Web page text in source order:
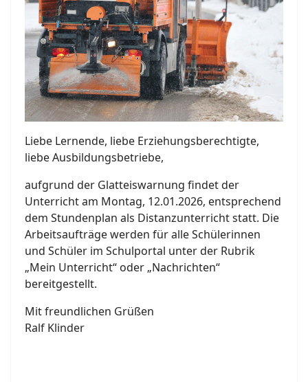
Liebe Lernende, liebe Erziehungsberechtigte,
liebe Ausbildungsbetriebe,
aufgrund der Glatteiswarnung findet der
Unterricht am Montag, 12.01.2026, entsprechend
dem Stundenplan als Distanzunterricht statt. Die
Arbeitsaufträge werden für alle Schülerinnen
und Schüler im Schulportal unter der Rubrik
„Mein Unterricht“ oder „Nachrichten“
bereitgestellt.
Mit freundlichen Grüßen
Ralf Klinder